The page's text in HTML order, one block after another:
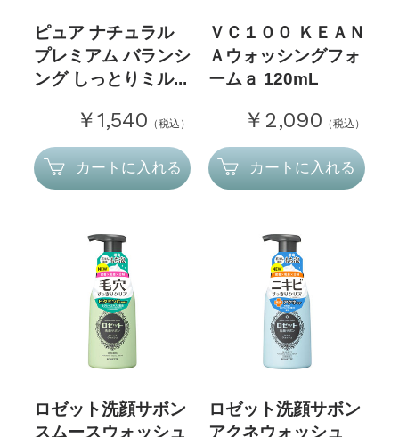
ピュア ナチュラル
プレミアム バランシ
ング しっとりミル...
￥1,540 （税込）
カートに入れる
ＶＣ１００ ＫＥＡＮ
Ａウォッシングフォ
ームａ 120mL
￥2,090 （税込）
カートに入れる
ロゼット洗顔サボン
スムースウォッシュ
ロゼット洗顔サボン
アクネウォッシュ